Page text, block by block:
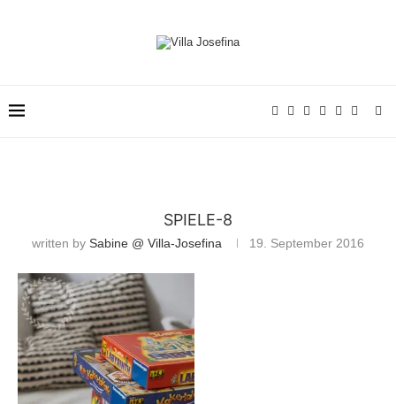
SPIELE-8
written by Sabine @ Villa-Josefina 19. September 2016